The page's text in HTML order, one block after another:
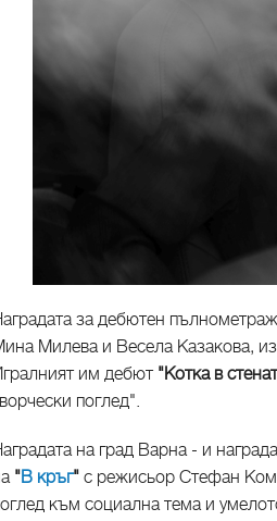
за дебютен
Милева и Весела Казакова,
им дебют "Котка в
поглед".
на град Варна - и
"В кръг" с режисьор Стефан
към социална тема и